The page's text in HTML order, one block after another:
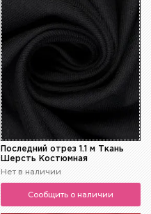
Последний отрез 1.1 м Ткань
Шерсть Костюмная
Нет в наличии
Сообщить о наличии